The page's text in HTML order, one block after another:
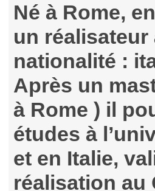
Né à Rome,
un réalisateur
nationalité :
Après un
à Rome ) il
études à
et en Italie,
réalisation au